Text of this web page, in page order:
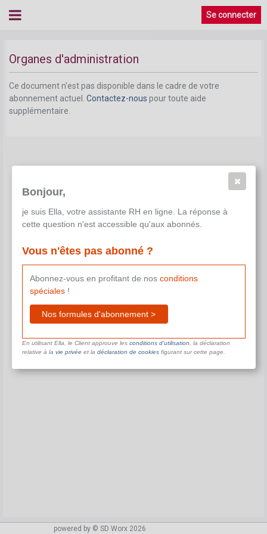
Se connecter
Organes d'administration
Ce document n'est pas disponible dans le cadre de votre
abonnement actuel. Contactez-nous pour toute aide
supplémentaire.
powered by © SD Worx 2026
Bonjour,
je suis Ella, votre assistante RH en ligne. La réponse à
cette question n'est accessible qu'aux abonnés.
Vous n'êtes pas abonné ?
Abonnez-vous en profitant de nos conditions
spéciales!
Nos formules d'abonnement >
En utilisant Ella, le Client approuve les conditions d’utilisation , la déclaration
relative à la vie privéeet la déclaration de cookiesfigurant sur cette page.